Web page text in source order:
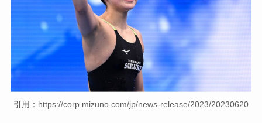
引用：https://corp.mizuno.com/jp/news-release/2023/20230620